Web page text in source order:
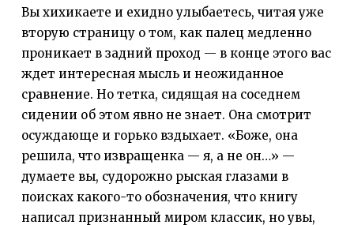
Вы хихикаете и ехидно улыбаетесь, читая уже
вторую страницу о том, как палец медленно
проникает в задний проход — в конце этого вас
ждет интересная мысль и неожиданное
сравнение. Но тетка, сидящая на соседнем
сидении об этом явно не знает. Она смотрит
осуждающе и горько вздыхает. «Боже, она
решила, что извращенка — я, а не он…» —
думаете вы, судорожно рыская глазами в
поисках какого-то обозначения, что книгу
написал признанный миром классик, но увы,